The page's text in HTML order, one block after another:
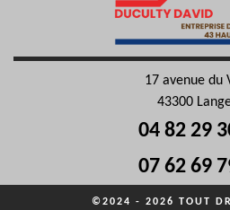
17 avenue du
43300
04 82 29
07 62 69
©2024 - 2026 TOUT